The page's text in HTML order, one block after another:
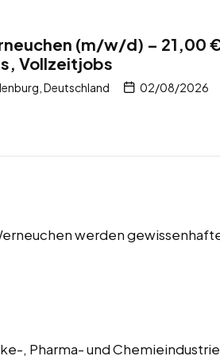
(m/w/d) – 21,00
Vollzeitjobs
Deutschland 02/08/2026
werden
, Pharma- und